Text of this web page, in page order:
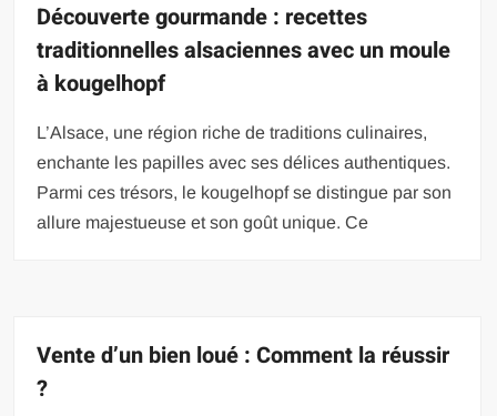
Découverte gourmande : recettes
traditionnelles alsaciennes avec un moule
à kougelhopf
L’Alsace, une région riche de traditions culinaires,
enchante les papilles avec ses délices authentiques.
Parmi ces trésors, le kougelhopf se distingue par son
allure majestueuse et son goût unique. Ce
Vente d’un bien loué : Comment la réussir
?